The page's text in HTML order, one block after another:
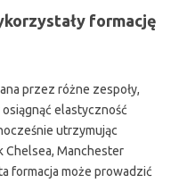
formację
przez różne zespoły,
elastyczność
utrzymując
Chelsea, Manchester
formacja może prowadzić